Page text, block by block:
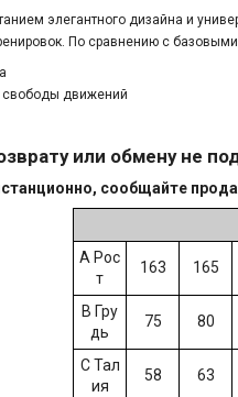
элегантного дизайна и
По сравнению с
свободы движений
или обмену не
сообщайте
А Рос
т
163 165
B Гру
дь
75 80
C Тал
ия
58 63